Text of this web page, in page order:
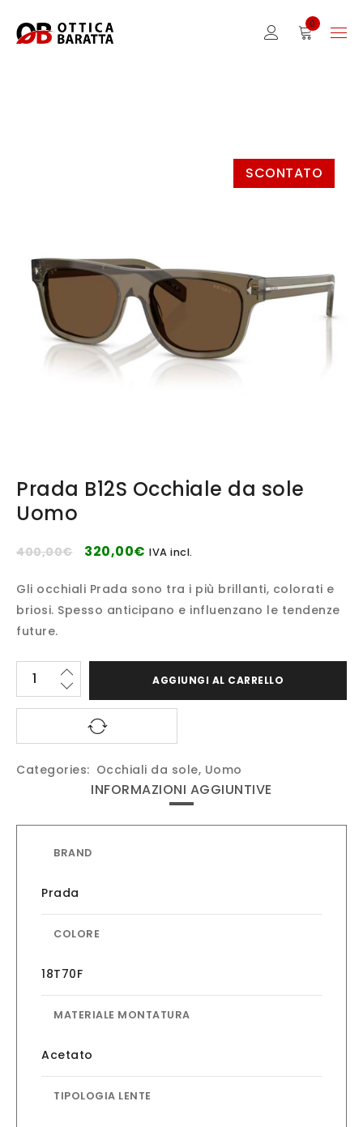
0
SCONTATO
Prada B12S Occhiale da sole
Uomo
400,00€ 320,00€ IVA incl.
Gli occhiali Prada sono tra i più brillanti, colorati e
briosi. Spesso anticipano e influenzano le tendenze
future.
AGGIUNGI AL CARRELLO
Categories: Occhiali da sole, Uomo
INFORMAZIONI AGGIUNTIVE
BRAND
Prada
COLORE
18T70F
MATERIALE MONTATURA
Acetato
TIPOLOGIA LENTE